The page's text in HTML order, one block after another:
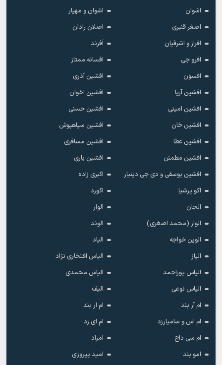
اشوان
اشوان و مهیار
اصغر قنبری
اصلان رادان
افراز و اشرفیان
اَفرند
افرو جی
افسانه ممتاز
افسون
افشین آذری
افشین آریا
افشین اخوان
افشین امینی
افشین حسنی
افشین خان
افشین سیاهپوش
افشین عطا
افشین مسافری
افشین مطمئن
افشین یاری
افشین یوسفی و دی جی دینیار
اکبری زاده
اکو پرشیا
اکورد
الجان
الوار
الوار (محمد اصغری)
الوند
الوین خواجه
الیاد
الیاز
الیاس افتخاری نژاد
الیاس پوراحمد
الیاس محمدی
الیاس نوعی
الیف
ام آر بند
ام ار بند
ام اس و سامیارزد
ام ای زد
ام سی داج
امراد
امو بند
امید پیروزی